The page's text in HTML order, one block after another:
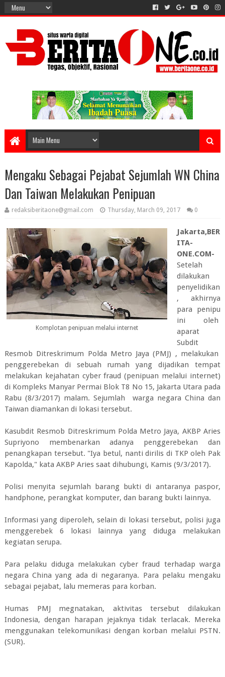
Mengaku Sebagai Pejabat Sejumlah WN China
Dan Taiwan Melakukan Penipuan
redaksiberitaone@gmail.com Thursday, March 09, 2017 0
Komplotan penipuan melalui internet
Jakarta,BER
ITA-
ONE.COM-
Setelah
dilakukan
penyelidikan
, akhirnya
para penipu
ini oleh
aparat
Subdit
Resmob Ditreskrimum Polda Metro Jaya (PMJ) , melakukan
penggerebekan di sebuah rumah yang dijadikan tempat
melakukan kejahatan cyber fraud (penipuan melalui internet)
di Kompleks Manyar Permai Blok T8 No 15, Jakarta Utara pada
Rabu (8/3/2017) malam. Sejumlah warga negara China dan
Taiwan diamankan di lokasi tersebut.
Kasubdit Resmob Ditreskrimum Polda Metro Jaya, AKBP Aries
Supriyono membenarkan adanya penggerebekan dan
penangkapan tersebut. "Iya betul, nanti dirilis di TKP oleh Pak
Kapolda," kata AKBP Aries saat dihubungi, Kamis (9/3/2017).
Polisi menyita sejumlah barang bukti di antaranya paspor,
handphone, perangkat komputer, dan barang bukti lainnya.
Informasi yang diperoleh, selain di lokasi tersebut, polisi juga
menggerebek 6 lokasi lainnya yang diduga melakukan
kegiatan serupa.
Para pelaku diduga melakukan cyber fraud terhadap warga
negara China yang ada di negaranya. Para pelaku mengaku
sebagai pejabat, lalu memeras para korban.
Humas PMJ megnatakan, aktivitas tersebut dilakukan
Indonesia, dengan harapan jejaknya tidak terlacak. Mereka
menggunakan telekomunikasi dengan korban melalui PSTN.
(SUR).